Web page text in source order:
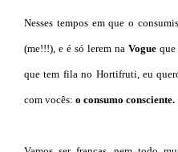
Nesses tempos em que o
(me!!!), e é só lerem na Vogueque
que tem fila no Hortifruti, eu
com vocês: o consumo consciente.